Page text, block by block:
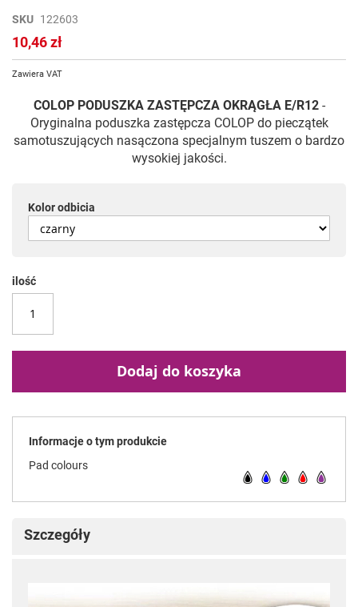
Przejdź
na
początek
SKU 122603
10,46 zł
Zawiera VAT
COLOP PODUSZKA ZASTĘPCZA OKRĄGŁA E/R12-
Oryginalna poduszka zastępcza COLOP do pieczątek
samotuszujących nasączona specjalnym tuszem o bardzo
wysokiej jakości.
Kolor odbicia
ilość
Dodaj do koszyka
Informacje o tym produkcie
Pad colours
Szczegóły